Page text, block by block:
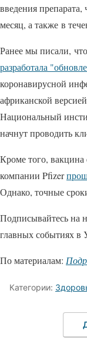
введения
месяц, а также в
Ранее мы писали,
разработала
коронавирусной
африканской
Национальный
начнут проводить
Кроме того,
компании Pfizer
Однако, точные
Подписывайтесь на
главных событиях в
По материалам:
Категории: